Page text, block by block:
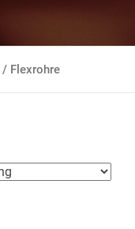
/ Flexrohre